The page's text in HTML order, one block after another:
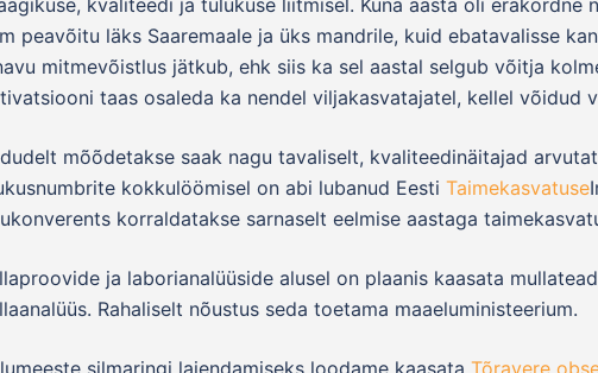
kvaliteedi ja tulukuse liitmisel. Kuna aasta oli erakordne
peavõitu läks Saaremaale ja üks mandrile, kuid ebatavalisse
mitmevõistlus jätkub, ehk siis ka sel aastal selgub võitja
taas osaleda ka nendel viljakasvatajatel, kellel võidud
mõõdetakse saak nagu tavaliselt, kvaliteedinäitajad
kokkulöömisel on abi lubanud Eesti Taimekasvatuse
korraldatakse sarnaselt eelmise aastaga
ja labori­analüüside alusel on plaanis kaasata
Rahaliselt nõustus seda toetama maaeluministeerium.
silmaringi laiendamiseks loodame kaasata Tõravere